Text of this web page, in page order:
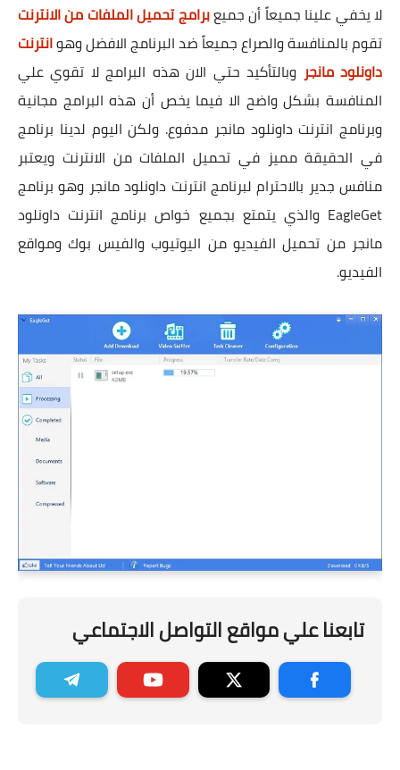
لا يخفي علينا جميعاً أن جميعبرامج تحميل الملفات من الانترنت
تقوم بالمنافسة والصراع جميعاً ضد البرنامج الافضل وهوانترنت
داونلود مانجر وبالتأكيد حتي الان هذه البرامج لا تقوي علي
المنافسة بشكل واضح الا فيما يخص أن هذه البرامج مجانية
وبرنامج انترنت داونلود مانجر مدفوع. ولكن اليوم لدينا برنامج
في الحقيقة مميز في تحميل الملفات من الانترنت ويعتبر
منافس جدير بالاحترام لبرنامج انترنت داونلود مانجر وهو برنامج
EagleGet والذي يتمتع بجميع خواص برنامج انترنت داونلود
مانجر من تحميل الفيديو من اليوتيوب والفيس بوك ومواقع
الفيديو.
تابعنا علي مواقع التواصل الاجتماعي